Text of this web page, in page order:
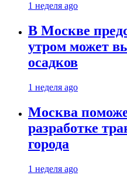
1 неделя ago
В Москве
утром может
осадков
1 неделя ago
Москва
разработке
города
1 неделя ago